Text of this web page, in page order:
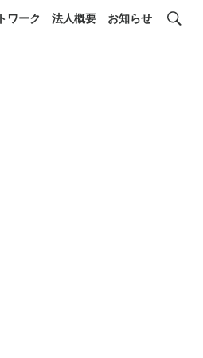
ワーク 法人概要 お知らせ